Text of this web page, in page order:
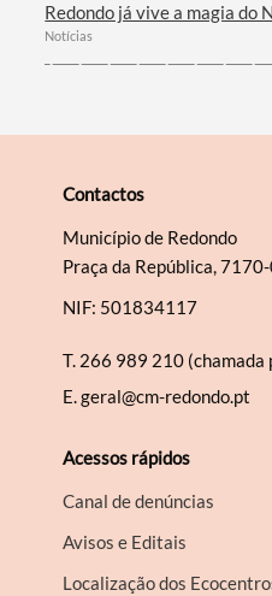
Redondo já vive a magia do
Notícias
Contactos
Município de Redondo
Praça da República,
NIF: 501834117
T. 266 989 210 (chamada
E.geral@cm-redondo.pt
Acessos rápidos
Canal de denúncias
Avisos e Editais
Localização dos